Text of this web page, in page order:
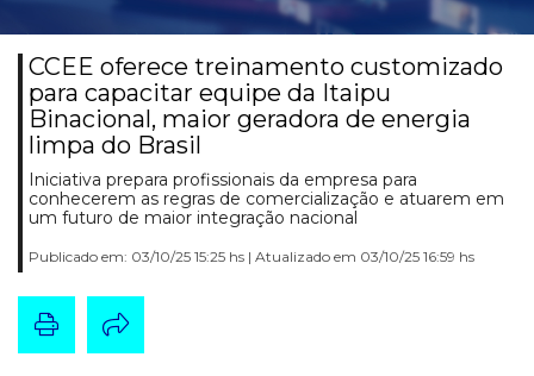
CCEE oferece treinamento customizado
para capacitar equipe da Itaipu
Binacional, maior geradora de energia
limpa do Brasil
Iniciativa prepara profissionais da empresa para
conhecerem as regras de comercialização e atuarem em
um futuro de maior integração nacional
Publicado em: 03/10/25 15:25 hs | Atualizado em 03/10/25 16:59 hs